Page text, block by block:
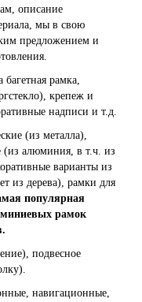
описание
мы в свою
предложением и
багетная рамка,
крепеж и
надписи и т.д.
(из металла),
(из алюминия, в т.ч. из
варианты из
из дерева), рамки для
популярная
рамок
подвесное
навигационные,